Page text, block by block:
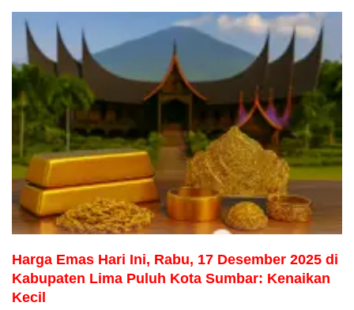
Harga Emas Hari Ini, Rabu, 17 Desember 2025 di
Kabupaten Lima Puluh Kota Sumbar: Kenaikan
Kecil